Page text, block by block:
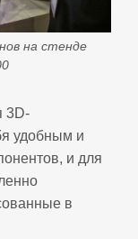
на стенде
3D-
удобным и
и для
в